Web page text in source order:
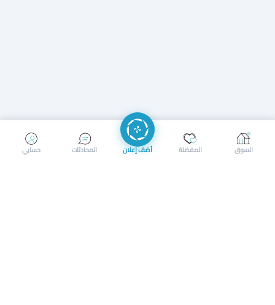
إرسال رسالة إجراء مكالمة
حسابي المحادثات أضف إعلان المفضلة السوق